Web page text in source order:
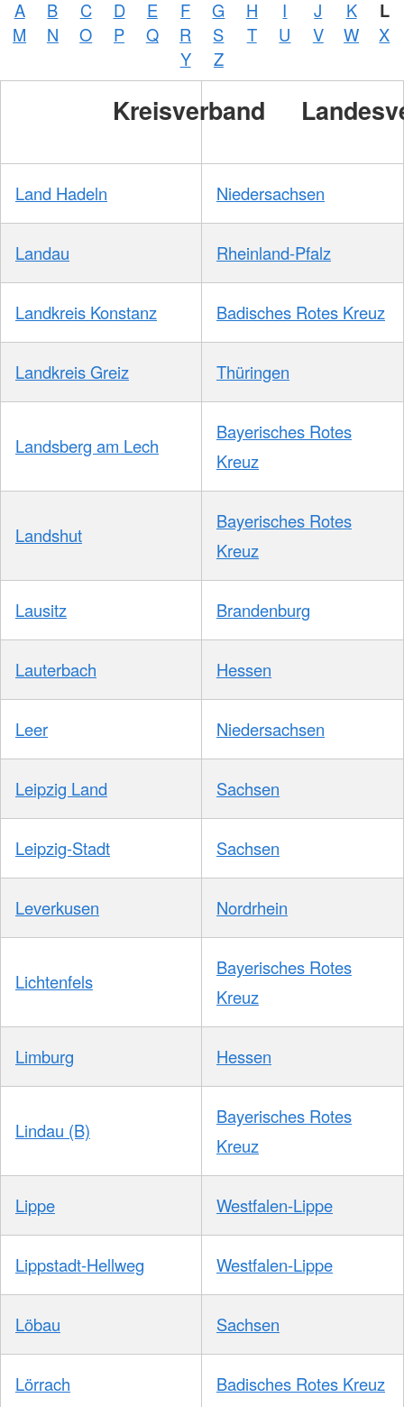
A B C D E F G H I J K L
M N O P Q R S T U V W
X
Y
Z
Kreisverband
Land Hadeln Niedersachsen
Landau Rheinland-Pfalz
Landkreis Konstanz Badisches Rotes Kreuz
Landkreis Greiz Thüringen
Landsberg am Lech
Bayerisches Rotes
Kreuz
Landshut
Bayerisches Rotes
Kreuz
Lausitz Brandenburg
Lauterbach Hessen
Leer Niedersachsen
Leipzig Land Sachsen
Leipzig-Stadt Sachsen
Leverkusen Nordrhein
Lichtenfels
Bayerisches Rotes
Kreuz
Limburg Hessen
Lindau (B)
Bayerisches Rotes
Kreuz
Lippe Westfalen-Lippe
Lippstadt-Hellweg Westfalen-Lippe
Löbau Sachsen
Lörrach Badisches Rotes Kreuz
Foto:
Zelck /
GmbH